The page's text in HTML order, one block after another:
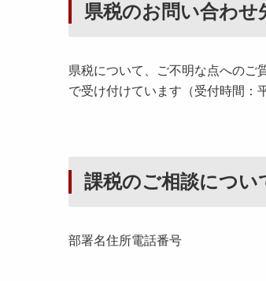
県税のお問い合わせ
県税について、ご不明な点へのご
で受け付けています（受付時間：
課税のご相談につい
部署名住所電話番号